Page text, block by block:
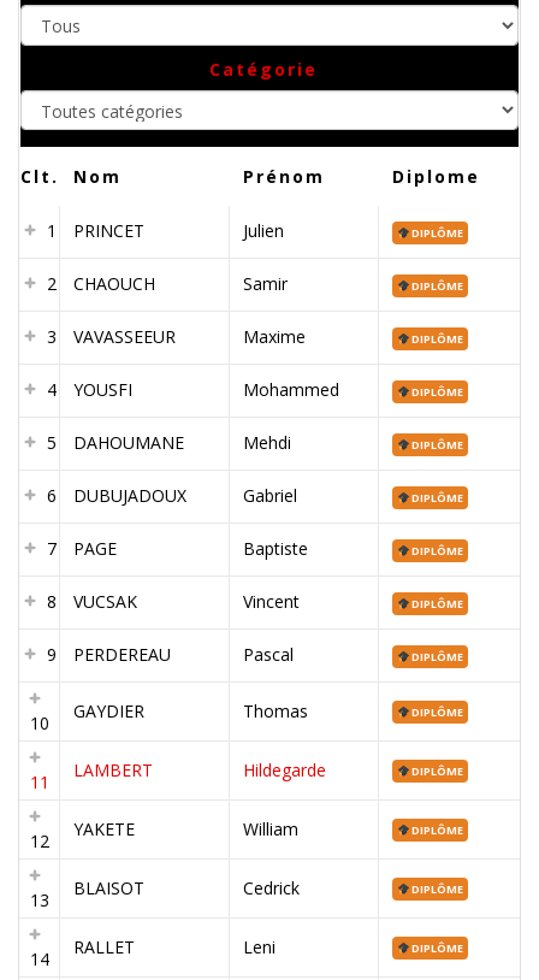
Catégorie
catégories
Clt. Nom Prénom Diplome
1 PRINCET Julien DIPLÔME
2 CHAOUCH Samir DIPLÔME
3 VAVASSEEUR Maxime DIPLÔME
4 YOUSFI Mohammed DIPLÔME
5 DAHOUMANE Mehdi DIPLÔME
6 DUBUJADOUX Gabriel DIPLÔME
7 PAGE Baptiste DIPLÔME
8 VUCSAK Vincent DIPLÔME
9 PERDEREAU Pascal DIPLÔME
10
GAYDIER Thomas DIPLÔME
11
LAMBERT Hildegarde DIPLÔME
12
YAKETE William DIPLÔME
13
BLAISOT Cedrick DIPLÔME
14
RALLET Leni DIPLÔME